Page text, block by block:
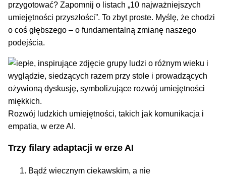
przygotować? Zapomnij o listach „10 najważniejszych
umiejętności przyszłości”. To zbyt proste. Myślę, że chodzi
o coś głębszego – o fundamentalną zmianę naszego
podejścia.
Rozwój ludzkich umiejętności, takich jak komunikacja i
empatia, w erze AI.
Trzy filary adaptacji w erze AI
Bądź wiecznym ciekawskim, a nie